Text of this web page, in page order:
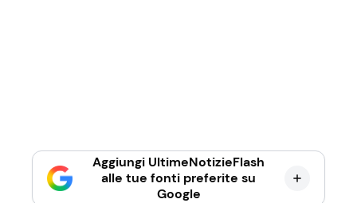
Aggiungi UltimeNotizieFlash
alle tue fonti preferite su
Google